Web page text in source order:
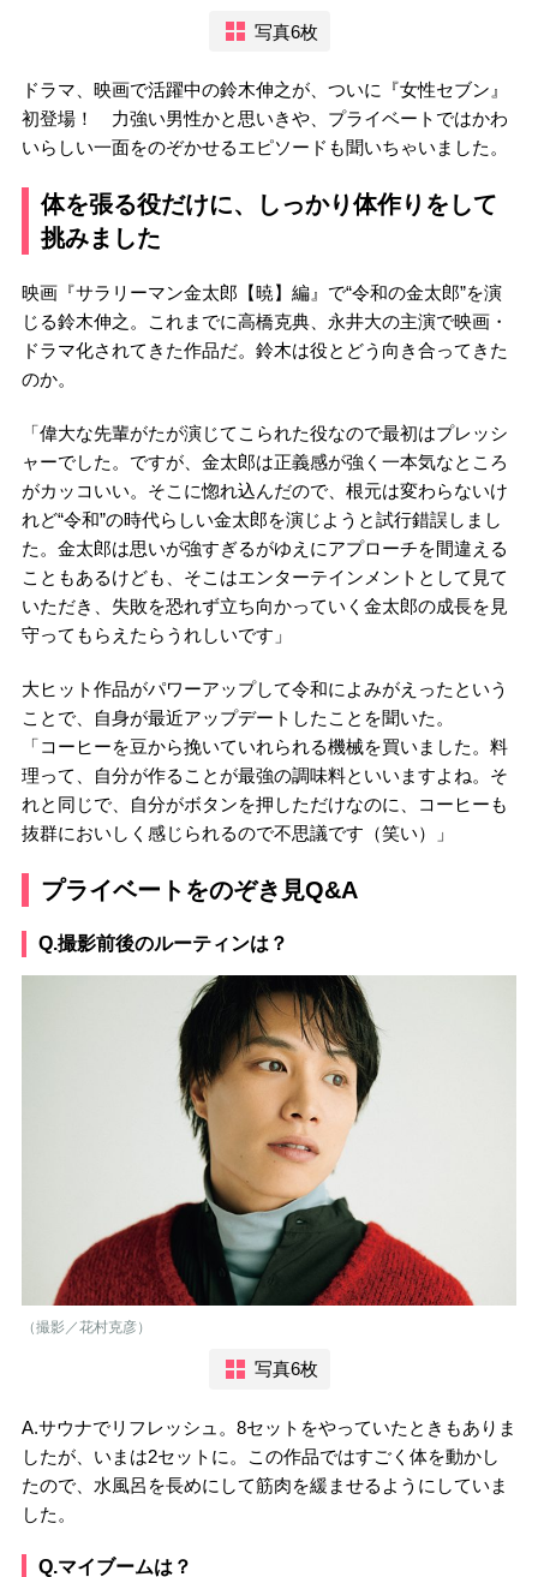
写真6枚
ドラマ、映画で活躍中の鈴木伸之が、ついに『女性セブン』
初登場！ 力強い男性かと思いきや、プライベートではかわ
いらしい一面をのぞかせるエピソードも聞いちゃいました。
体を張る役だけに、しっかり体作りをして
挑みました
映画『サラリーマン金太郎【暁】編』で“令和の金太郎”を演
じる鈴木伸之。これまでに高橋克典、永井大の主演で映画・
ドラマ化されてきた作品だ。鈴木は役とどう向き合ってきた
のか。
「偉大な先輩がたが演じてこられた役なので最初はプレッシ
ャーでした。ですが、金太郎は正義感が強く一本気なところ
がカッコいい。そこに惚れ込んだので、根元は変わらないけ
れど“令和”の時代らしい金太郎を演じようと試行錯誤しまし
た。金太郎は思いが強すぎるがゆえにアプローチを間違える
こともあるけども、そこはエンターテインメントとして見て
いただき、失敗を恐れず立ち向かっていく金太郎の成長を見
守ってもらえたらうれしいです」
大ヒット作品がパワーアップして令和によみがえったという
ことで、自身が最近アップデートしたことを聞いた。
「コーヒーを豆から挽いていれられる機械を買いました。料
理って、自分が作ることが最強の調味料といいますよね。そ
れと同じで、自分がボタンを押しただけなのに、コーヒーも
抜群においしく感じられるので不思議です（笑い）」
プライベートをのぞき見Q&A
Q.撮影前後のルーティンは？
（撮影／花村克彦）
写真6枚
A.サウナでリフレッシュ。8セットをやっていたときもありま
したが、いまは2セットに。この作品ではすごく体を動かし
たので、水風呂を長めにして筋肉を緩ませるようにしていま
した。
Q.マイブームは？